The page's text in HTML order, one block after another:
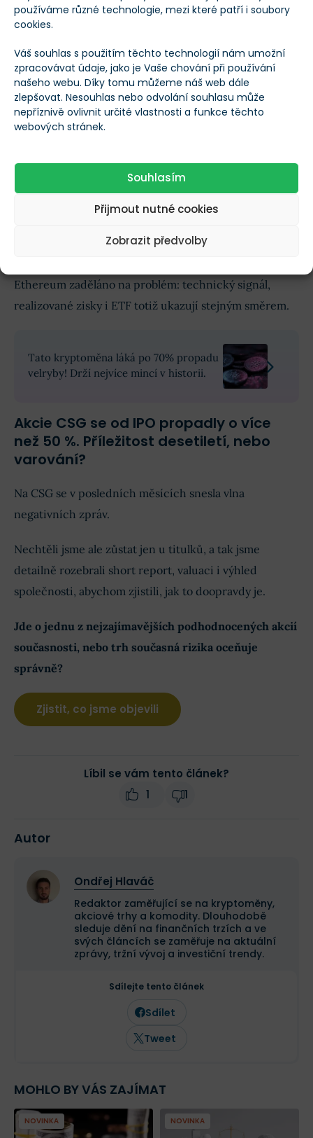
používáme různé technologie, mezi které patří i soubory
cookies.
Váš souhlas s použitím těchto technologií nám umožní
zpracovávat údaje, jako je Vaše chování při používání
našeho webu. Díky tomu můžeme náš web dále
zlepšovat. Nesouhlas nebo odvolání souhlasu může
nepříznivě ovlivnit určité vlastnosti a funkce těchto
webových stránek.
Souhlasím
Přijmout nutné cookies
Zobrazit předvolby
Pro býky ještě není nic ztraceno
Míří ETH k 1 900 dolarů, nebo přijde ještě hlubší
propad? První odpověď dásupport u 1 900 dolarů
Jestliže se tam kupci rychle neobjeví, trh nejspíš začne
počítat s pásmem 1 565 až 1 090 dolarů.
panika. Spíše jde o vybírání zisků po nákupech z
traderů. To je pro býky pozitivní zpráva.
, zda odlivy z ETF ustanou a jestli
Ethereum zaděláno na problém: technický signál,
realizované zisky i ETF totiž ukazují stejným směrem.
Tato kryptoměna láká po 70% propadu
velryby! Drží nejvíce mincí v historii.
Akcie CSG se od IPO propadly o více
než 50 %. Příležitost desetiletí, nebo
varování?
Na CSG se v posledních měsících snesla vlna
negativních zpráv.
Nechtěli jsme ale zůstat jen u titulků, a tak jsme
detailně rozebrali short report, valuaci i výhled
společnosti, abychom zjistili, jak to doopravdy je.
Jde o jednu z nejzajímavějších podhodnocených akcií
současnosti, nebo trh současná rizika oceňuje
správně?
Zjistit, co jsme objevili
Líbil se vám tento článek?
1
1
Autor
Ondřej Hlaváč
Redaktor zaměřující se na kryptoměny,
akciové trhy a komodity. Dlouhodobě
sleduje dění na finančních trzích a ve
svých článcích se zaměřuje na aktuální
zprávy, tržní vývoj a investiční trendy.
Sdílejte tento článek
Sdílet
Tweet
MOHLO BY VÁS ZAJÍMAT
NOVINKA NOVINKA